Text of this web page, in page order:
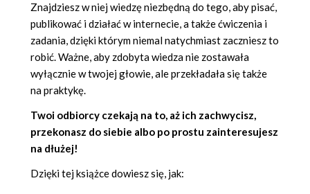
Znajdziesz w niej wiedzę niezbędną do tego, aby pisać,
publikować i działać w internecie, a także ćwiczenia i
zadania, dzięki którym niemal natychmiast zaczniesz to
robić. Ważne, aby zdobyta wiedza nie zostawała
wyłącznie w twojej głowie, ale przekładała się także
na praktykę.
Twoi odbiorcy czekają na to, aż ich zachwycisz,
przekonasz do siebie albo po prostu zainteresujesz
na dłużej!
Dzięki tej książce dowiesz się, jak: